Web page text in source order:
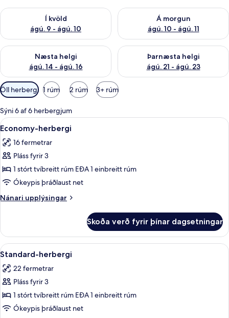
Í kvöld
ágú. 9 - ágú. 10
Athuga framboð í kvöld ágú. 9 - ágú. 10
Á morgun
ágú. 10 - ágú. 11
Athuga framboð á morgun
Næsta helgi
ágú. 14 - ágú. 16
Athuga framboð næstu helgi ágú. 14 - ágú. 16
Þarnæsta helgi
ágú. 21 - ágú. 23
Athuga framboð þarnæstu
Síur
í
boði
fyrir
herbergi
Öll herbergi 1 rúm 2 rúm 3+ rúm
Sýni 6 af 6 herbergjum
Skoða
allar
myndir
fyrir
Economy-
herbergi
Míníbar, skrifborð, myrkratjöld/-
12
Economy-herbergi
16 fermetrar
Pláss fyrir 3
1 stórt tvíbreitt rúm EÐA 1 einbreitt rúm
Ókeypis þráðlaust net
Nánari upplýsingar
Nánari
herbergi
Skoða verð fyrir þínar dagsetningar
Skoða
allar
myndir
fyrir
Standard-
herbergi
Standard-herbergi | Míníbar,
11
Standard-herbergi
22 fermetrar
Pláss fyrir 3
1 stórt tvíbreitt rúm EÐA 1 einbreitt rúm
Ókeypis þráðlaust net